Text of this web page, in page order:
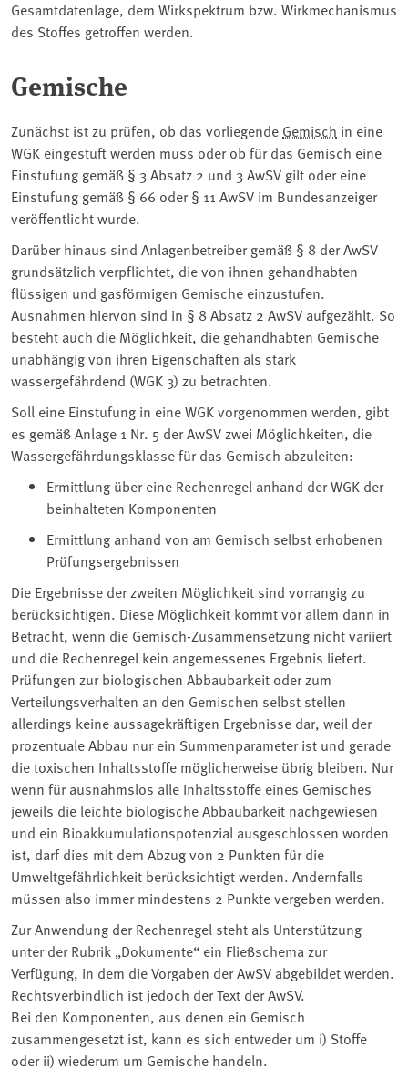
Gesamtdatenlage, dem Wirkspektrum bzw. Wirkmechanismus
des Stoffes getroffen werden.
Gemische
Zunächst ist zu prüfen, ob das vorliegende Gemisch in eine
WGK eingestuft werden muss oder ob für das Gemisch eine
Einstufung gemäß § 3 Absatz 2 und 3 AwSV gilt oder eine
Einstufung gemäß § 66 oder § 11 AwSV im Bundesanzeiger
veröffentlicht wurde.
Darüber hinaus sind Anlagenbetreiber gemäß § 8 der AwSV
grundsätzlich verpflichtet, die von ihnen gehandhabten
flüssigen und gasförmigen Gemische einzustufen.
Ausnahmen hiervon sind in § 8 Absatz 2 AwSV aufgezählt. So
besteht auch die Möglichkeit, die gehandhabten Gemische
unabhängig von ihren Eigenschaften als stark
wassergefährdend (WGK 3) zu betrachten.
Soll eine Einstufung in eine WGK vorgenommen werden, gibt
es gemäß Anlage 1 Nr. 5 der AwSV zwei Möglichkeiten, die
Wassergefährdungsklasse für das Gemisch abzuleiten:
Ermittlung über eine Rechenregel anhand der WGK der
beinhalteten Komponenten
Ermittlung anhand von am Gemisch selbst erhobenen
Prüfungsergebnissen
Die Ergebnisse der zweiten Möglichkeit sind vorrangig zu
berücksichtigen. Diese Möglichkeit kommt vor allem dann in
Betracht, wenn die Gemisch-Zusammensetzung nicht variiert
und die Rechenregel kein angemessenes Ergebnis liefert.
Prüfungen zur biologischen Abbaubarkeit oder zum
Verteilungsverhalten an den Gemischen selbst stellen
allerdings keine aussagekräftigen Ergebnisse dar, weil der
prozentuale Abbau nur ein Summenparameter ist und gerade
die toxischen Inhaltsstoffe möglicherweise übrig bleiben. Nur
wenn für ausnahmslos alle Inhaltsstoffe eines Gemisches
jeweils die leichte biologische Abbaubarkeit nachgewiesen
und ein Bioakkumulationspotenzial ausgeschlossen worden
ist, darf dies mit dem Abzug von 2 Punkten für die
Umweltgefährlichkeit berücksichtigt werden. Andernfalls
müssen also immer mindestens 2 Punkte vergeben werden.
Zur Anwendung der Rechenregel steht als Unterstützung
unter der Rubrik „Dokumente“ ein Fließschema zur
Verfügung, in dem die Vorgaben der AwSV abgebildet werden.
Rechtsverbindlich ist jedoch der Text der AwSV.
Bei den Komponenten, aus denen ein Gemisch
zusammengesetzt ist, kann es sich entweder um i) Stoffe
oder ii) wiederum um Gemische handeln.